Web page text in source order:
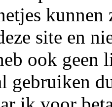
kunnen
site en
ook geen
gebruiken